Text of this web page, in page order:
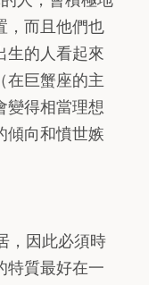
，而且他們也
生的人看起來
在巨蟹座的主
變得相當理想
傾向和憤世嫉
，因此必須時
特質最好在一